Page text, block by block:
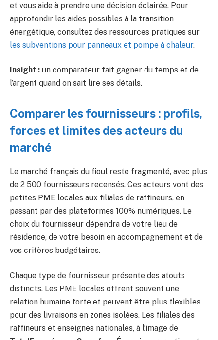
et vous aide à prendre une décision éclairée. Pour
approfondir les aides possibles à la transition
énergétique, consultez des ressources pratiques sur
les subventions pour panneaux et pompe à chaleur.
Insight : un comparateur fait gagner du temps et de
l’argent quand on sait lire ses détails.
Comparer les fournisseurs : profils,
forces et limites des acteurs du
marché
Le marché français du fioul reste fragmenté, avec plus
de 2 500 fournisseurs recensés. Ces acteurs vont des
petites PME locales aux filiales de raffineurs, en
passant par des plateformes 100% numériques. Le
choix du fournisseur dépendra de votre lieu de
résidence, de votre besoin en accompagnement et de
vos critères budgétaires.
Chaque type de fournisseur présente des atouts
distincts. Les PME locales offrent souvent une
relation humaine forte et peuvent être plus flexibles
pour des livraisons en zones isolées. Les filiales des
raffineurs et enseignes nationales, à l’image de